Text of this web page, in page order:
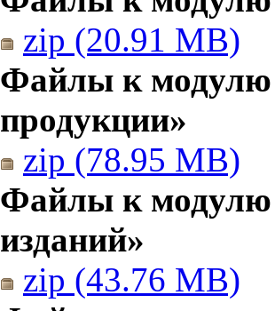
zip (20.91 MB)
Файлы к модулю
продукции»
zip (78.95 MB)
Файлы к модулю
изданий»
zip (43.76 MB)